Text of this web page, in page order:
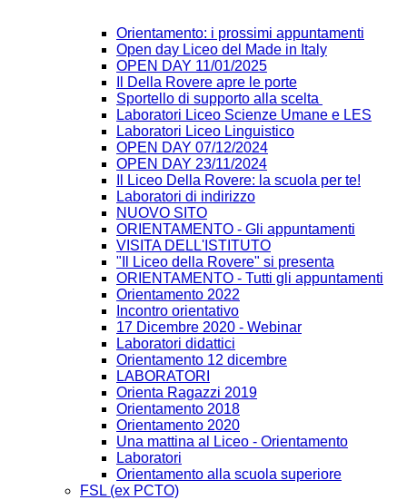
Orientamento: i prossimi appuntamenti
Open day Liceo del Made in Italy
OPEN DAY 11/01/2025
Il Della Rovere apre le porte
Sportello di supporto alla scelta
Laboratori Liceo Scienze Umane e LES
Laboratori Liceo Linguistico
OPEN DAY 07/12/2024
OPEN DAY 23/11/2024
Il Liceo Della Rovere: la scuola per te!
Laboratori di indirizzo
NUOVO SITO
ORIENTAMENTO - Gli appuntamenti
VISITA DELL'ISTITUTO
"Il Liceo della Rovere" si presenta
ORIENTAMENTO - Tutti gli appuntamenti
Orientamento 2022
Incontro orientativo
17 Dicembre 2020 - Webinar
Laboratori didattici
Orientamento 12 dicembre
LABORATORI
Orienta Ragazzi 2019
Orientamento 2018
Orientamento 2020
Una mattina al Liceo - Orientamento
Laboratori
Orientamento alla scuola superiore
FSL (ex PCTO)